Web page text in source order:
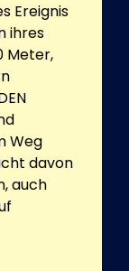
Ereignis
ihres
Meter,
Weg
davon
auch